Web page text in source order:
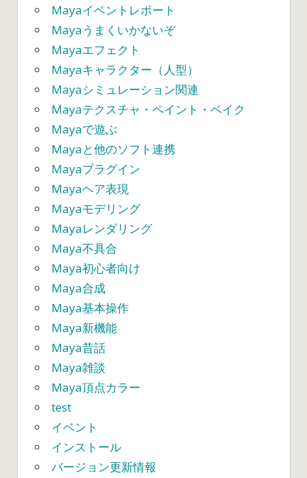
Mayaイベントレポート
Mayaうまくいかないぞ
Mayaエフェクト
Mayaキャラクター（人型）
Mayaシミュレーション関連
Mayaテクスチャ・ペイント・ベイク
Mayaで遊ぶ
Mayaと他のソフト連携
Mayaプラグイン
Mayaヘア表現
Mayaモデリング
Mayaレンダリング
Maya不具合
Maya初心者向け
Maya合成
Maya基本操作
Maya新機能
Maya昔話
Maya雑談
Maya頂点カラー
test
イベント
インストール
バージョン更新情報